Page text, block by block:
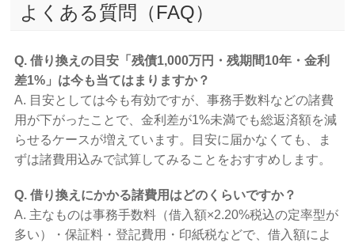
よくある質問（FAQ）
Q. 借り換えの目安「残債1,000万円・残期間10年・金利
差1%」は今も当てはまりますか？
A. 目安としては今も有効ですが、事務手数料などの諸費
用が下がったことで、金利差が1%未満でも総返済額を減
らせるケースが増えています。目安に届かなくても、ま
ずは諸費用込みで試算してみることをおすすめします。
Q. 借り換えにかかる諸費用はどのくらいですか？
A. 主なものは事務手数料（借入額×2.20%税込の定率型が
多い）・保証料・登記費用・印紙税などで、借入額によ